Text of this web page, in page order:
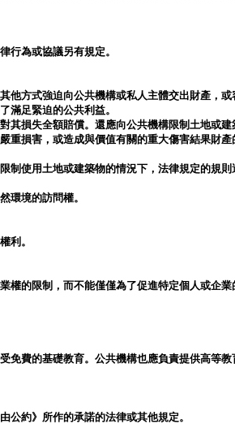
行為或協議另有規定。
他方式強迫向公共機構或私人主體交出財產，
滿足緊迫的公共利益。
其損失全額賠償。還應向公共機構限制土地或建
重損害，或造成與價值有關的重大傷害結果財
制使用土地或建築物的情況下，法律規定的規
環境的訪問權。
利。
權的限制，而不能僅僅為了促進特定個人或企
免費的基礎教育。公共機構也應負責提供高等教
公約》所作的承諾的法律或其他規定。